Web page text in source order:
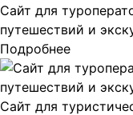
Сайт для
путешествий и
Подробнее
Сайт для